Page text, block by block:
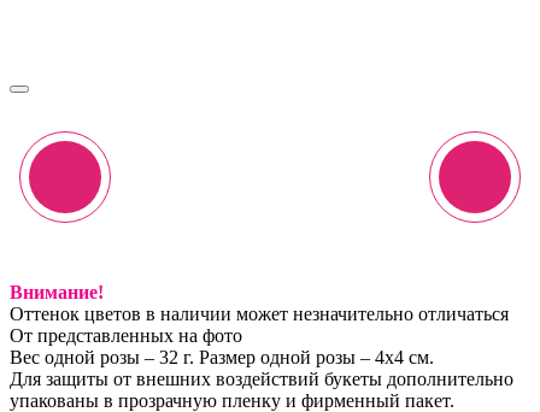
Внимание!
Оттенок цветов в наличии может незначительно отличаться
От представленных на фото
Вес одной розы – 32 г. Размер одной розы – 4х4 см.
Для защиты от внешних воздействий букеты дополнительно
упакованы в прозрачную пленку и фирменный пакет.